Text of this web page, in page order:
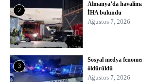
2
Almanya’da
İHA bulundu
Ağustos 7, 2026
3
Sosyal medya
öldürüldü
Ağustos 7, 2026